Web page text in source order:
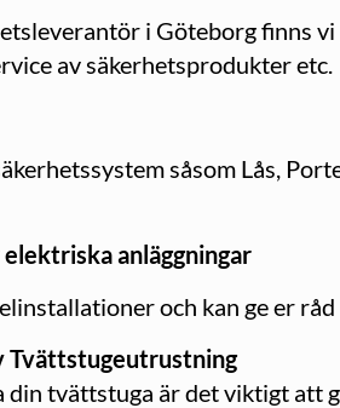
i Göteborg finns
av säkerhetsprodukter etc.
såsom Lås,
anläggningar
och kan ge er
Tvättstugeutrustning
tvättstuga är det viktigt att